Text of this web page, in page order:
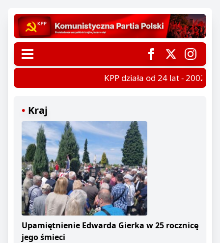
KPP działa od 24 lat - 2002-
Kraj
Upamiętnienie Edwarda Gierka w 25 rocznicę
jego śmieci